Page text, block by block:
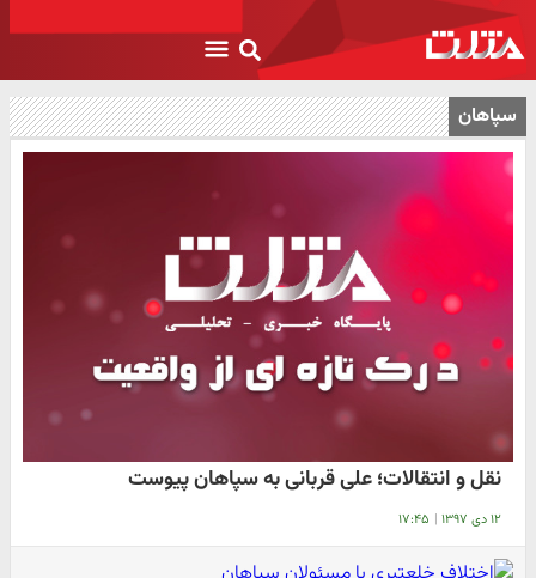
سپاهان
نقل و انتقالات؛ علی قربانی به سپاهان پیوست
۱۲ دی ۱۳۹۷ | ۱۷:۴۵